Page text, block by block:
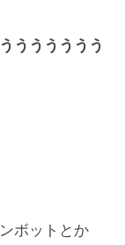
うううううう
ボットとか